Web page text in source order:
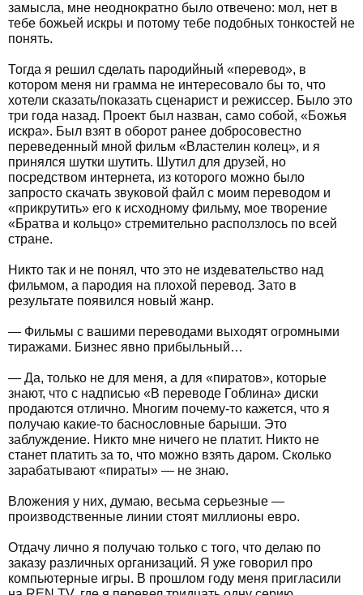
замысла, мне неоднократно было отвечено: мол, нет в
тебе божьей искры и потому тебе подобных тонкостей не
понять.
Тогда я решил сделать пародийный «перевод», в
котором меня ни грамма не интересовало бы то, что
хотели сказать/показать сценарист и режиссер. Было это
три года назад. Проект был назван, само собой, «Божья
искра». Был взят в оборот ранее добросовестно
переведенный мной фильм «Властелин колец», и я
принялся шутки шутить. Шутил для друзей, но
посредством интернета, из которого можно было
запросто скачать звуковой файл с моим переводом и
«прикрутить» его к исходному фильму, мое творение
«Братва и кольцо» стремительно расползлось по всей
стране.
Никто так и не понял, что это не издевательство над
фильмом, а пародия на плохой перевод. Зато в
результате появился новый жанр.
— Фильмы с вашими переводами выходят огромными
тиражами. Бизнес явно прибыльный…
— Да, только не для меня, а для «пиратов», которые
знают, что с надписью «В переводе Гоблина» диски
продаются отлично. Многим почему-то кажется, что я
получаю какие-то баснословные барыши. Это
заблуждение. Никто мне ничего не платит. Никто не
станет платить за то, что можно взять даром. Сколько
зарабатывают «пираты» — не знаю.
Вложения у них, думаю, весьма серьезные —
производственные линии стоят миллионы евро.
Отдачу лично я получаю только с того, что делаю по
заказу различных организаций. Я уже говорил про
компьютерные игры. В прошлом году меня пригласили